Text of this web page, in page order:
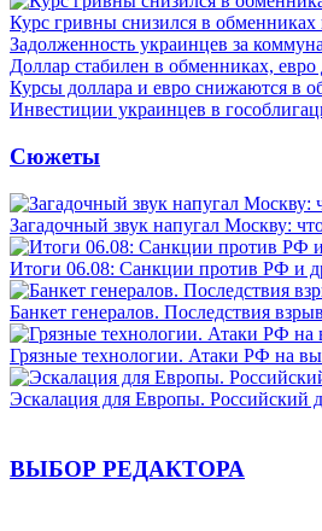
Курс гривны снизился в обменниках
Задолженность украинцев за
Доллар стабилен в обменниках, евро
Курсы доллара и евро снижаются в
Инвестиции украинцев в
Сюжеты
Загадочный звук напугал Москву:
Итоги 06.08: Санкции против РФ и
Банкет генералов. Последствия
Грязные технологии. Атаки РФ на
Эскалация для Европы. Российский
ВЫБОР РЕДАКТОРА